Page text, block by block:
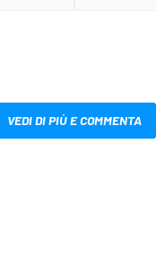
VEDI DI PIÙ E COMMENTA